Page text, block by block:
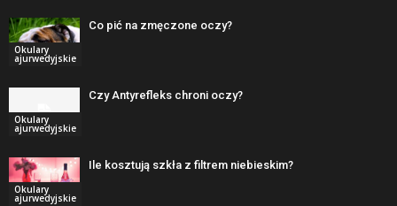
Okulary
ajurwedyjskie
Co pić na zmęczone oczy?
Okulary
ajurwedyjskie
Czy Antyrefleks chroni oczy?
Okulary
ajurwedyjskie
Ile kosztują szkła z filtrem niebieskim?